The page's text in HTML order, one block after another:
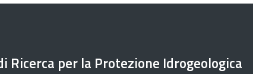
Ricerca per la Protezione Idrogeologica